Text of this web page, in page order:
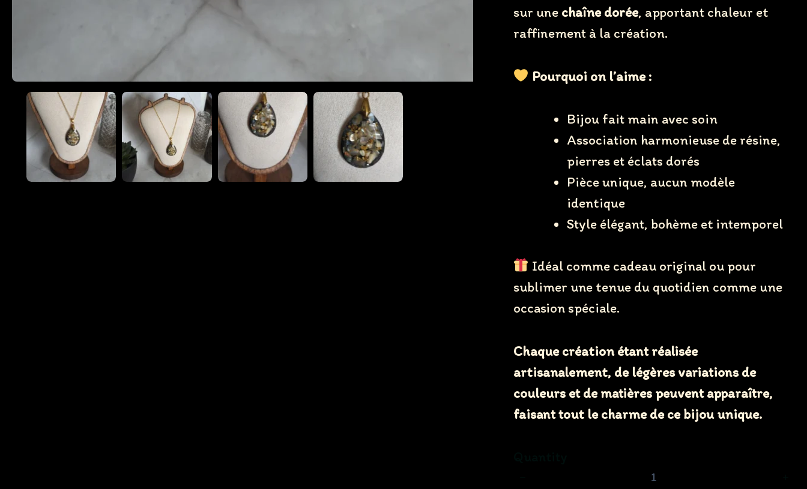
sur une chaîne dorée, apportant chaleur et
raffinement à la création.
Pourquoi on l’aime :
Bijou fait main avec soin
Association harmonieuse de résine,
pierres et éclats dorés
Pièce unique, aucun modèle
identique
Style élégant, bohème et intemporel
Idéal comme cadeau original ou pour
sublimer une tenue du quotidien comme une
occasion spéciale.
Chaque création étant réalisée
artisanalement, de légères variations de
couleurs et de matières peuvent apparaître,
faisant tout le charme de ce bijou unique.
SUBMIT REVIEW
Thanks for your review!